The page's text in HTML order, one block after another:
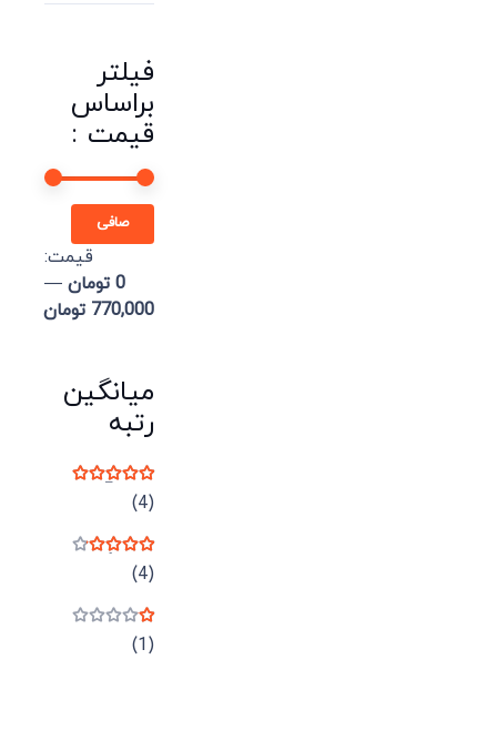
فیلتر
براساس
قیمت :
صافی
قيمت:
0 تومان
—
770,000 تومان
میانگین
رتبه
نمره(4)
نمره(4)
نمره(1)